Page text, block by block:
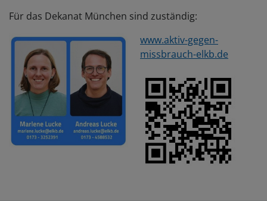
Für das Dekanat München sind zuständig:
www.aktiv-gegen-
missbrauch-elkb.de